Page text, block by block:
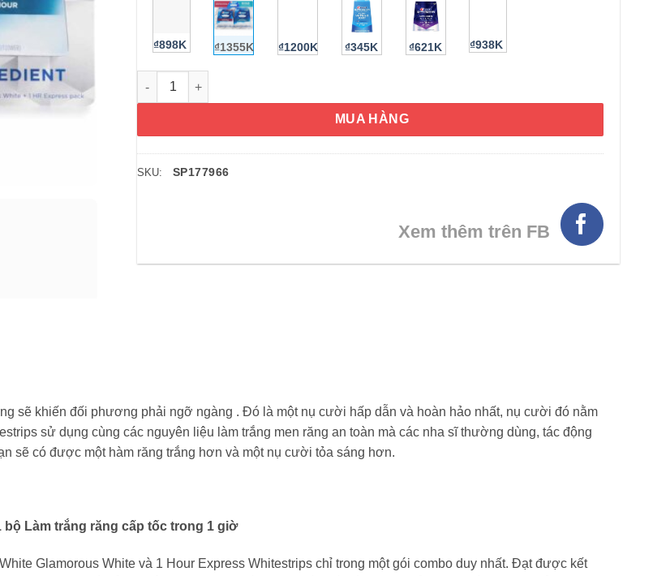
HÌNH THẬT
₫898K ₫1355K ₫1200K ₫345K ₫621K ₫938K
Set miếng dán trắng răng Crest 3D White Whitestrips Advanced and 1Hr Express 42 miếng số
MUA HÀNG
SKU: SP177966
Xem thêm trên FB
sẽ khiến đối phương phải ngỡ ngàng . Đó là một nụ cười hấp dẫn và hoàn hảo nhất, nụ cười đó nằm
sử dụng cùng các nguyên liệu làm trắng men răng an toàn mà các nha sĩ thường dùng, tác động
sẽ có được một hàm răng trắng hơn và một nụ cười tỏa sáng hơn.
bộ Làm trắng răng cấp tốc trong 1 giờ
Glamorous White và 1 Hour Express Whitestrips chỉ trong một gói combo duy nhất. Đạt được kết